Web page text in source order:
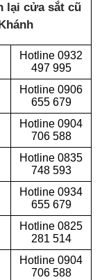
lại cửa sắt cũ
Hotline 0932
497 995
Hotline 0906
655 679
Hotline 0904
706 588
Hotline 0835
748 593
Hotline 0934
655 679
Hotline 0825
281 514
Hotline 0904
706 588